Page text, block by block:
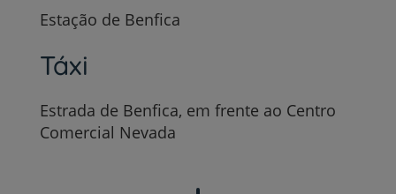
Estação de Benfica
Táxi
Estrada de Benfica, em frente ao Centro
Comercial Nevada